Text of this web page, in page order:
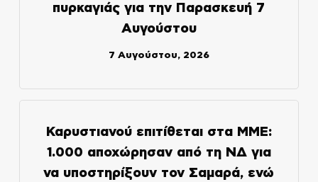
πυρκαγιάς για την Παρασκευή 7
Αυγούστου
7 Αυγούστου, 2026
Καρυστιανού επιτίθεται στα ΜΜΕ:
1.000 αποχώρησαν από τη ΝΔ για
να υποστηρίξουν τον Σαμαρά, ενώ